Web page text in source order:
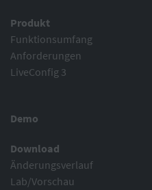
Produkt
Funktionsumfang
Anforderungen
LiveConfig 3
Demo
Download
Änderungsverlauf
Lab/Vorschau